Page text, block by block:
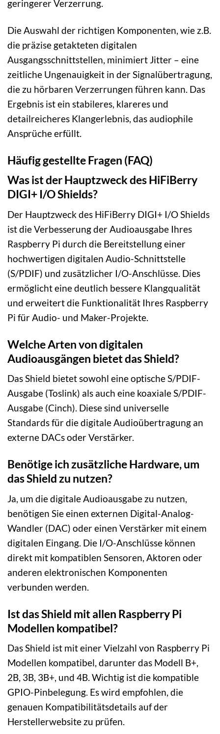
geringerer Verzerrung.
Die Auswahl der richtigen Komponenten, wie z.B.
die präzise getakteten digitalen
Ausgangsschnittstellen, minimiert Jitter – eine
zeitliche Ungenauigkeit in der Signalübertragung,
die zu hörbaren Verzerrungen führen kann. Das
Ergebnis ist ein stabileres, klareres und
detailreicheres Klangerlebnis, das audiophile
Ansprüche erfüllt.
Häufig gestellte Fragen (FAQ)
Was ist der Hauptzweck des HiFiBerry
DIGI+ I/O Shields?
Der Hauptzweck des HiFiBerry DIGI+ I/O Shields
ist die Verbesserung der Audioausgabe Ihres
Raspberry Pi durch die Bereitstellung einer
hochwertigen digitalen Audio-Schnittstelle
(S/PDIF) und zusätzlicher I/O-Anschlüsse. Dies
ermöglicht eine deutlich bessere Klangqualität
und erweitert die Funktionalität Ihres Raspberry
Pi für Audio- und Maker-Projekte.
Welche Arten von digitalen
Audioausgängen bietet das Shield?
Das Shield bietet sowohl eine optische S/PDIF-
Ausgabe (Toslink) als auch eine koaxiale S/PDIF-
Ausgabe (Cinch). Diese sind universelle
Standards für die digitale Audioübertragung an
externe DACs oder Verstärker.
Benötige ich zusätzliche Hardware, um
das Shield zu nutzen?
Ja, um die digitale Audioausgabe zu nutzen,
benötigen Sie einen externen Digital-Analog-
Wandler (DAC) oder einen Verstärker mit einem
digitalen Eingang. Die I/O-Anschlüsse können
direkt mit kompatiblen Sensoren, Aktoren oder
anderen elektronischen Komponenten
verbunden werden.
Ist das Shield mit allen Raspberry Pi
Modellen kompatibel?
Das Shield ist mit einer Vielzahl von Raspberry Pi
Modellen kompatibel, darunter das Modell B+,
2B, 3B, 3B+, und 4B. Wichtig ist die kompatible
GPIO-Pinbelegung. Es wird empfohlen, die
genauen Kompatibilitätsdetails auf der
Herstellerwebsite zu prüfen.